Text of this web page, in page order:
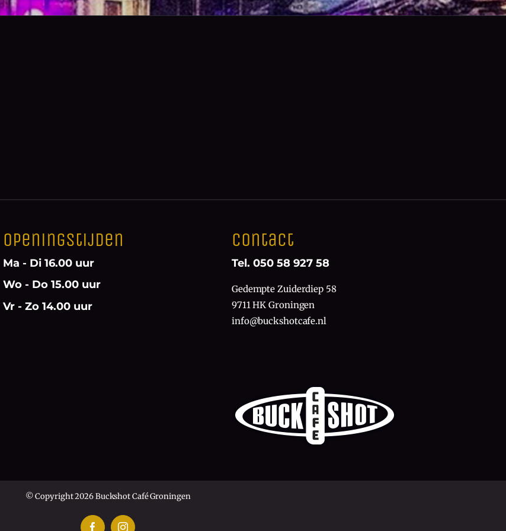
Openingstijden
Ma - Di 16.00 uur
Wo - Do 15.00 uur
Vr - Zo 14.00 uur
Contact
Tel. 050 58 927 58
Gedempte Zuiderdiep 58
9711 HK Groningen
info@buckshotcafe.nl
© Copyright 2026 Buckshot Café Groningen